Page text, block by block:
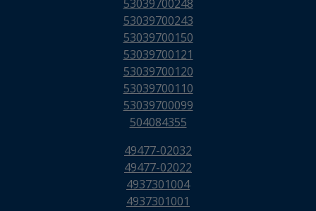
53039700248
53039700243
53039700150
53039700121
53039700120
53039700110
53039700099
504084355
49477-02032
49477-02022
4937301004
4937301001